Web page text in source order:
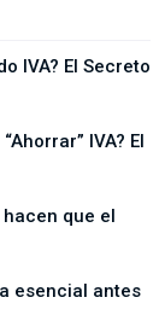
IVA? El Secreto
IVA? El
que el
esencial antes